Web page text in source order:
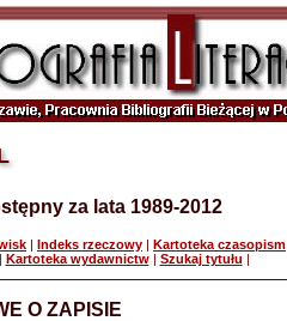
za lata 1989-2012
| Indeks rzeczowy | Kartoteka czasopism
Kartoteka wydawnictw| Szukaj tytułu |
O ZAPISIE